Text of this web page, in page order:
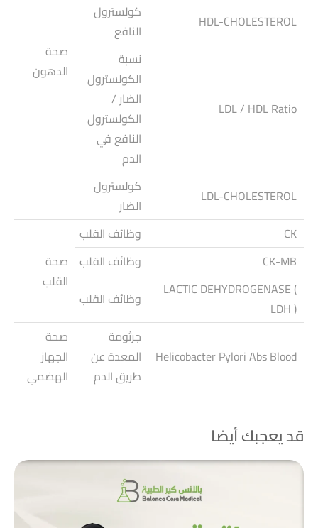
صحة
الدهون
HDL-CHOLESTEROL
كولسترول
النافع
LDL / HDL Ratio
نسبة
الكولسترول
الضار /
الكولسترول
النافع في
الدم
LDL-CHOLESTEROL
كولسترول
الضار
CK
وظائف القلب
صحة
القلب
CK-MB
وظائف القلب
LACTIC DEHYDROGENASE (
LDH )
وظائف القلب
Helicobacter Pylori Abs Blood
جرثومة
المعدة عن
طريق الدم
صحة
الجهاز
الهضمي
قد يعجبك أيضا